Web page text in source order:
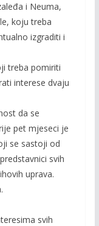
i Neuma,
koju treba
izgraditi i
treba pomiriti
interese dvaju
da se
pet mjeseci je
se sastoji od
svih
uprava.
svih